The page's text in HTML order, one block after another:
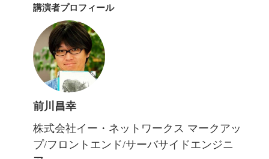
講演者プロフィール
前川昌幸
株式会社イー・ネットワークス マークアッ
プ/フロントエンド/サーバサイドエンジニ